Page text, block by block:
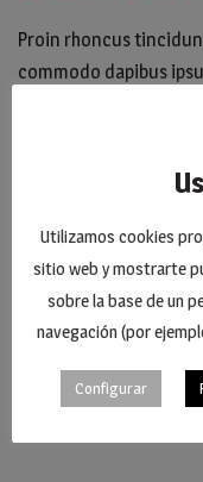
Proin rhoncus
commodo dapibus
READ MORE
Utilizamos cookies
sitio web y mostrarte
sobre la base de un
navegación (por
Configurar